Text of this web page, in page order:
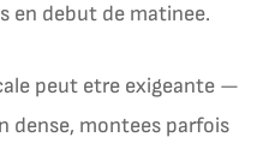
en debut de matinee.
peut etre exigeante —
dense, montees parfois